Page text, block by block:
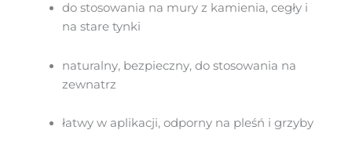
do stosowania na mury z kamienia, cegły i
na stare tynki
naturalny, bezpieczny, do stosowania na
zewnatrz
łatwy w aplikacji, odporny na pleśń i grzyby